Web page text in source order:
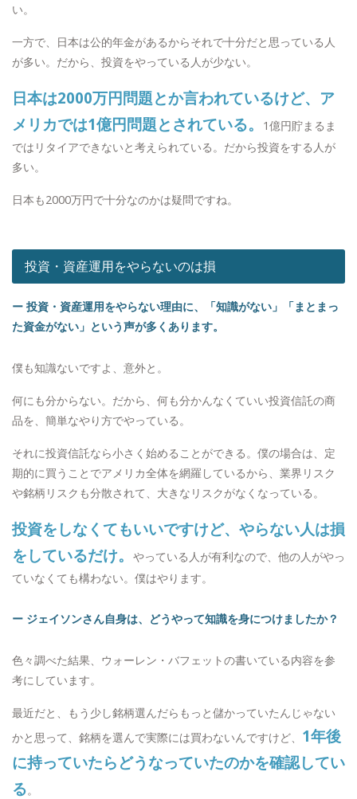
い。
一方で、日本は公的年金があるからそれで十分だと思っている人
が多い。だから、投資をやっている人が少ない。
日本は2000万円問題とか言われているけど、ア
メリカでは1億円問題とされている。
1億円貯まるま
ではリタイアできないと考えられている。だから投資をする人が
多い。
日本も2000万円で十分なのかは疑問ですね。
投資・資産運用をやらないのは損
ー 投資・資産運用をやらない理由に、「知識がない」「まとまっ
た資金がない」という声が多くあります。
僕も知識ないですよ、意外と。
何にも分からない。だから、何も分かんなくていい投資信託の商
品を、簡単なやり方でやっている。
それに投資信託なら小さく始めることができる。僕の場合は、定
期的に買うことでアメリカ全体を網羅しているから、業界リスク
や銘柄リスクも分散されて、大きなリスクがなくなっている。
投資をしなくてもいいですけど、やらない人は損
をしているだけ。
やっている人が有利なので、他の人がやっ
ていなくても構わない。僕はやります。
ー ジェイソンさん自身は、どうやって知識を身につけましたか？
色々調べた結果、ウォーレン・バフェットの書いている内容を参
考にしています。
最近だと、もう少し銘柄選んだらもっと儲かっていたんじゃない
かと思って、銘柄を選んで実際には買わないんですけど、 1年後
に持っていたらどうなっていたのかを確認してい
る。